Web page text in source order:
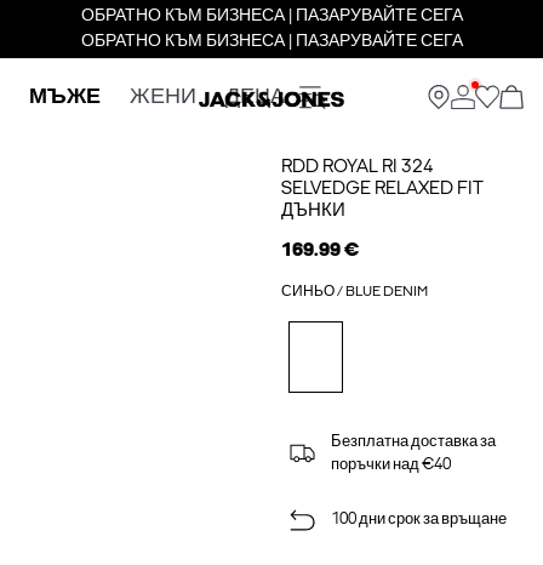
ОБРАТНО КЪМ БИЗНЕСА | ПАЗАРУВАЙТЕ СЕГА
ОБРАТНО КЪМ БИЗНЕСА | ПАЗАРУВАЙТЕ СЕГА
МЪЖЕ ЖЕНИ ДЕЦА
RDD ROYAL RI 324
SELVEDGE RELAXED FIT
ДЪНКИ
169.99 €
СИНЬО / BLUE DENIM
Безплатна доставка за
поръчки над €40
100 дни срок за връщане